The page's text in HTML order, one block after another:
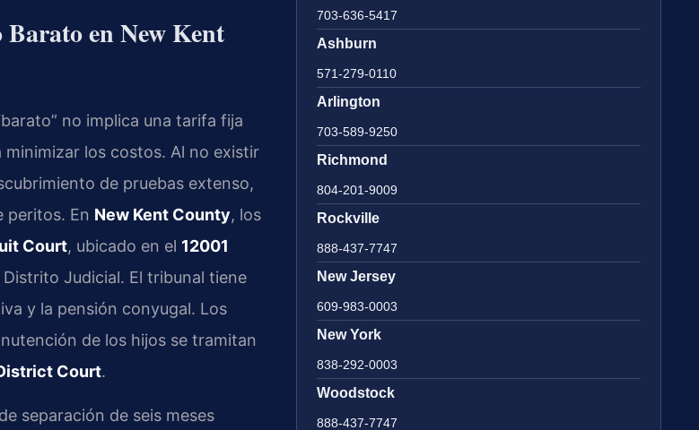
en New Kent
no implica una tarifa fija
los costos. Al no existir
de pruebas extenso,
peritos. En New Kent County, los
Court, ubicado en el 12001
Judicial. El tribunal tiene
y la pensión conyugal. Los
de los hijos se tramitan
Court.
separación de seis meses
703-636-5417
Ashburn
571-279-0110
Arlington
703-589-9250
Richmond
804-201-9009
Rockville
888-437-7747
New Jersey
609-983-0003
New York
838-292-0003
Woodstock
888-437-7747